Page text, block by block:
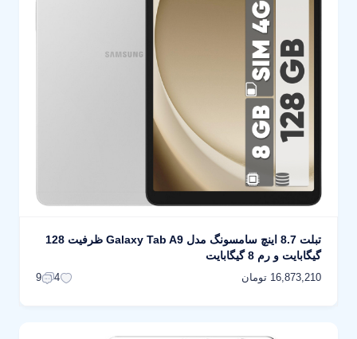
تبلت 8.7 اینچ سامسونگ مدل Galaxy Tab A9 ظرفیت 128
گیگابایت و رم 8 گیگابایت
16,873,210 تومان 4
9